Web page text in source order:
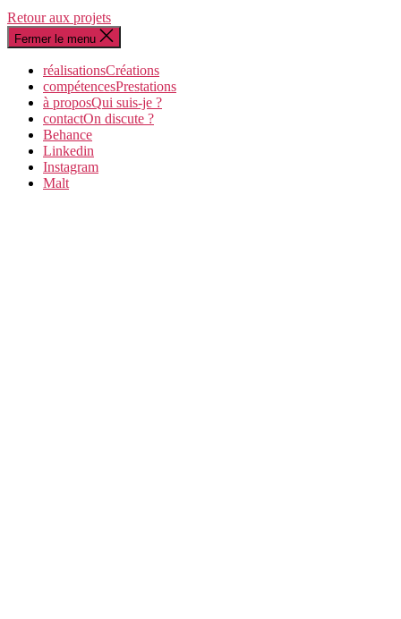
Retour aux projets
Fermer le menu
réalisationsCréations
compétencesPrestations
à proposQui suis-je ?
contactOn discute ?
Behance
Linkedin
Instagram
Malt